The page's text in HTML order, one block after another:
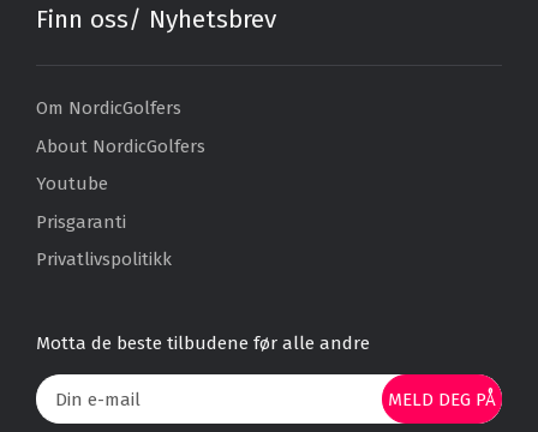
Finn oss/ Nyhetsbrev
Om NordicGolfers
About NordicGolfers
Youtube
Prisgaranti
Privatlivspolitikk
Motta de beste tilbudene før alle andre
MELD DEG PÅ